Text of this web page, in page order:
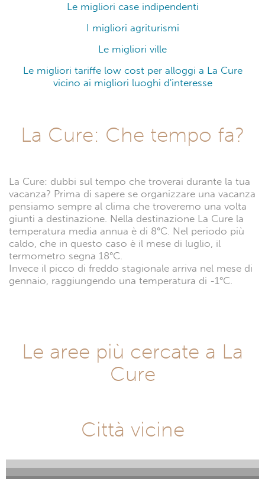
Le migliori case indipendenti
I migliori agriturismi
Le migliori ville
Le migliori tariffe low cost per alloggi a La Cure
vicino ai migliori luoghi d'interesse
La Cure: Che tempo fa?
La Cure: dubbi sul tempo che troverai durante la tua
vacanza? Prima di sapere se organizzare una vacanza
pensiamo sempre al clima che troveremo una volta
giunti a destinazione. Nella destinazione La Cure la
temperatura media annua è di 8°C. Nel periodo più
caldo, che in questo caso è il mese di luglio, il
termometro segna 18°C.
Invece il picco di freddo stagionale arriva nel mese di
gennaio, raggiungendo una temperatura di -1°C.
Le aree più cercate a La
Cure
Città vicine